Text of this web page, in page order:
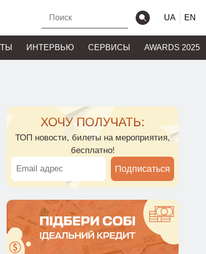
UA EN
ИНТЕРВЬЮ СЕРВИСЫ AWARDS 2025
ХОЧУ ПОЛУЧАТЬ:
ТОП новости, билеты на мероприятия,
бесплатно!
Подписаться